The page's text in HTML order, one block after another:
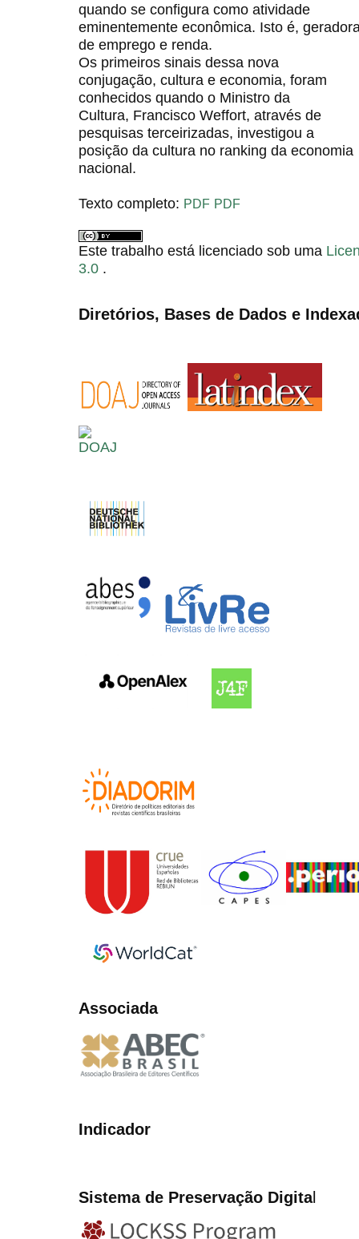
quando se configura como atividade
eminentemente econômica. Isto é,
de emprego e renda.
Os primeiros sinais dessa nova
conjugação, cultura e economia, foram
conhecidos quando o Ministro da
Cultura, Francisco Weffort, através de
pesquisas terceirizadas, investigou a
posição da cultura no ranking da economia
nacional.
Texto completo: PDF PDF
Este trabalho está licenciado sob uma
3.0 .
Diretórios, Bases de Dados e
Associada
Indicador
Sistema de Preservação Digital